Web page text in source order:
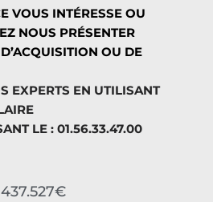
VOUS INTÉRESSE OU
NOUS PRÉSENTER
OU DE
EXPERTS EN UTILISANT
LE : 01.56.33.47.00
437.527€